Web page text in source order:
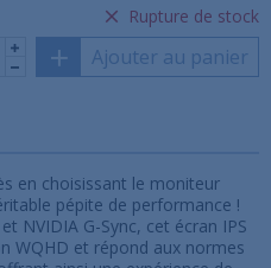
Rupture de stock
Ajouter au panier
en choisissant le moniteur
pépite de performance !
NVIDIA G-Sync, cet écran IPS
WQHD et répond aux normes